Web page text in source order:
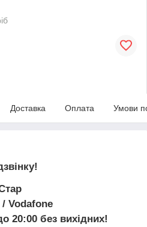
Доставка Оплата Умови
Vodafone
20:00 без вихідних!